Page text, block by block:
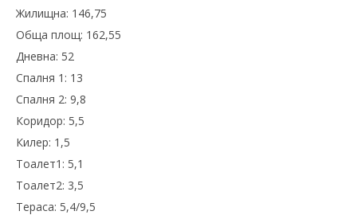
Жилищна: 146,75
Обща площ: 162,55
Дневна: 52
Спалня 1: 13
Спалня 2: 9,8
Коридор: 5,5
Килер: 1,5
Тоалет1: 5,1
Тоалет2: 3,5
Тераса: 5,4/9,5